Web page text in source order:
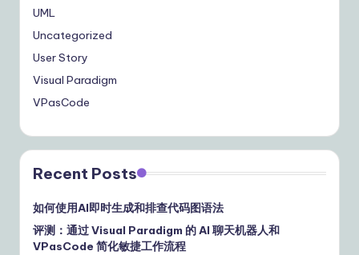
UML
Uncategorized
User Story
Visual Paradigm
VPasCode
Recent Posts
如何使用AI即时生成和排查代码图语法
评测：通过 Visual Paradigm 的 AI 聊天机器人和
VPasCode 简化敏捷工作流程